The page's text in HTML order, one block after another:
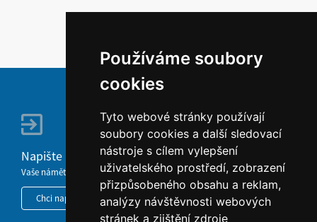
Používáme soubory
cookies
Tyto webové stránky používají
soubory cookies a další sledovací
nástroje s cílem vylepšení
uživatelského prostředí, zobrazení
přizpůsobeného obsahu a reklam,
analýzy návštěvnosti webových
stránek a zjištění zdroje
Napište nám
Vaše náměty, komentáře, připomínky a dotazy nezůstanou bez odezvy.
Chci napsat MKČR